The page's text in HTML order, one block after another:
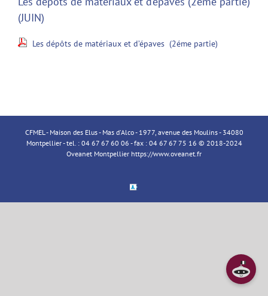
(JUIN)
Les dépôts de matériaux et d’épaves (2éme partie)
CFMEL - Maison des Elus - Mas d'Alco - 1977, avenue des Moulins - 34080
Montpellier - tel. : 04 67 67 60 06 - fax : 04 67 67 75 16 © 2018-2024
Oveanet Montpellier https://www.oveanet.fr
Espace